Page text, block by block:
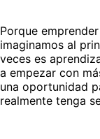
Porque
imaginamos al
veces es
a empezar con
una oportunidad
realmente tenga